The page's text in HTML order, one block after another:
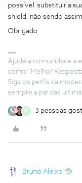
possível substituir a
shield, não sendo
Obrigado
Ajude a comunidade a
como "Melhor
Siga os perfis da
sempre a par das
M 3 pessoas
Bruno Aleixo